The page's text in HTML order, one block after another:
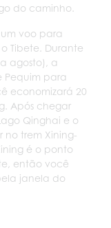
do caminho.
voo para
Tibete. Durante
agosto), a
Pequim para
economizará 20
Após chegar
Qinghai e o
no trem Xining-
é o ponto
então você
janela do